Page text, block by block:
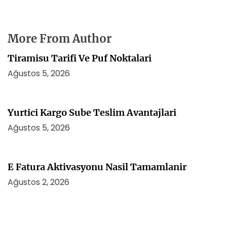
More From Author
Tiramisu Tarifi Ve Puf Noktalari
Ağustos 5, 2026
Yurtici Kargo Sube Teslim Avantajlari
Ağustos 5, 2026
E Fatura Aktivasyonu Nasil Tamamlanir
Ağustos 2, 2026